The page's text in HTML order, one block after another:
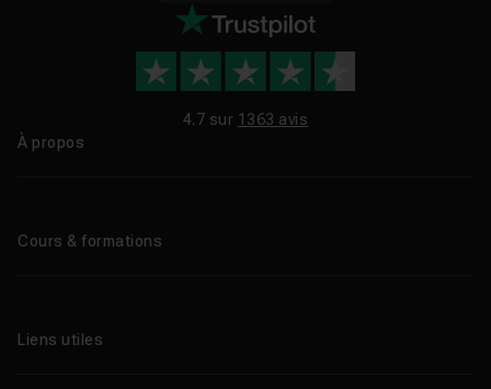
4.7 sur 1363 avis
À propos
Cours & formations
Formations certifiantes
Liens utiles